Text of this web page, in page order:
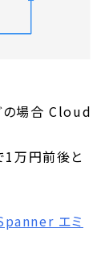
の場合 Cloud
万円前後と
エミ